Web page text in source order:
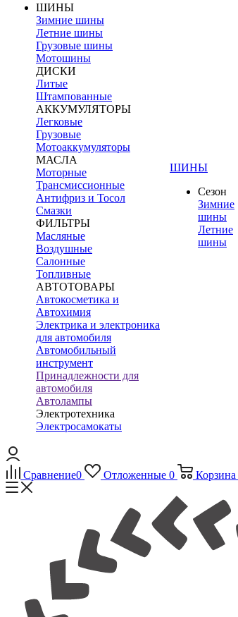
ШИНЫ
Зимние шины
Летние шины
Грузовые шины
Мотошины
ДИСКИ
Литые
Штампованные
АККУМУЛЯТОРЫ
Легковые
Грузовые
Мотоаккумуляторы
МАСЛА
Моторные
Трансмиссионные
Антифриз и Тосол
Смазки
ФИЛЬТРЫ
Масляные
Воздушные
Салонные
Топливные
АВТОТОВАРЫ
Автокосметика и
Автохимия
Электрика и электроника
для автомобиля
Автомобильный
инструмент
Принадлежности для
автомобиля
Автолампы
Электротехника
Электросамокаты
ШИНЫ
Сезон
Зимние
шины
Летние
шины
Сравнение0 Отложенные 0 Корзина